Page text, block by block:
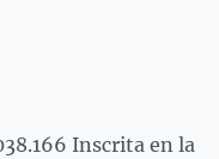
Inscrita en la